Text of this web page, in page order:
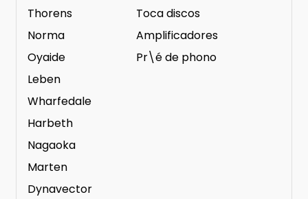
Thorens
Norma
Oyaide
Leben
Wharfedale
Harbeth
Nagaoka
Marten
Dynavector
Toca discos
Amplificadores
Pr\é de phono